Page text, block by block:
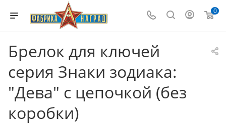
0
Брелок для ключей
серия Знаки зодиака:
"Дева" с цепочкой (без
коробки)